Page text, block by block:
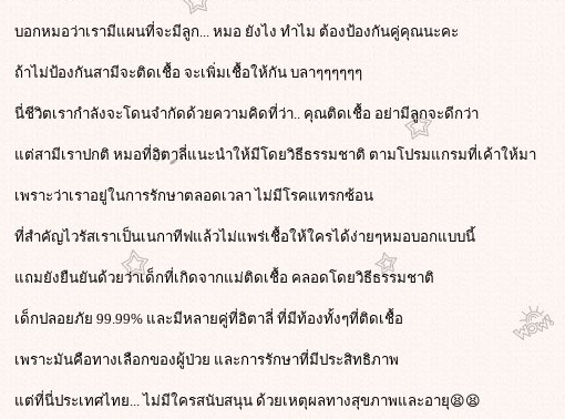
บอกหมอว่าเรามีแผนที่จะมีลูก... หมอ ยังไง ทำไม ต้องป้องกันคู่คุณนะคะ
ถ้าไม่ป้องกันสามีจะติดเชื้อ จะเพิ่มเชื้อให้กัน บลาๆๆๆๆๆๆ
นี่ชีวิตเรากำลังจะโดนจำกัดด้วยความคิดที่ว่า.. คุณติดเชื้อ อย่ามีลูกจะดีกว่า
ต่สามีเราปกติ หมอที่อิตาลี่แนะนำให้มีโดยวิธีธรรมชาติ ตามโปรมแกรมที่เค้าให้มา
เพราะว่าเราอยู่ในการรักษาตลอดเวลา ไม่มีโรคแทรกซ้อน
ที่สำคัญไวรัสเราเป็นเนกาทีฟแล้วไม่แพร่เชื้อให้ใครได้ง่ายๆหมอบอกแบบนี้
ถมยังยืนยันด้วยว่าเด็กที่เกิดจากแม่ติดเชื้อ คลอดโดยวิธีธรรมชาติ
เด็กปลอยภัย 99.99% และมีหลายคู่ที่อิตาลี่ ที่มีท้องทั้งๆที่ติดเชื้อ
เพราะมันคือทางเลือกของผู้ป่วย และการรักษาที่มีประสิทธิภาพ
ต่ที่นี่ประเทศไทย... ไม่มีใครสนับสนุน ด้วยเหตุผลทางสุขภาพและอายุ😫😫